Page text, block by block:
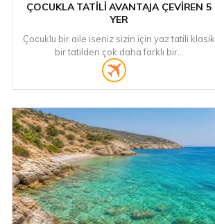
ÇOCUKLA TATILI AVANTAJA ÇEVIREN 5
YER
Çocuklu bir aile iseniz sizin için yaz tatili klasik
bir tatilden çok daha farklı bir...